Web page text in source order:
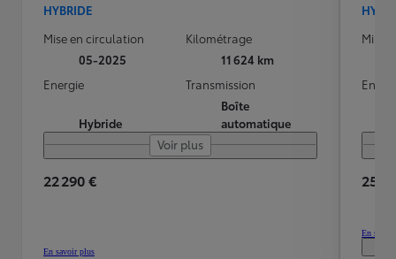
HYBRIDE
Mise en circulation
05-2025
Kilométrage
11 624 km
Energie
Hybride
Transmission
Boîte
automatique
Voir plus
22 290 €
En savoir plus
Mise
25
En